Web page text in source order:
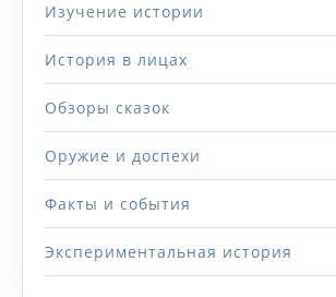
Изучение истории
История в лицах
Обзоры сказок
Оружие и доспехи
Факты и события
Экспериментальная история